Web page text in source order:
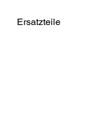
Ersatzteile